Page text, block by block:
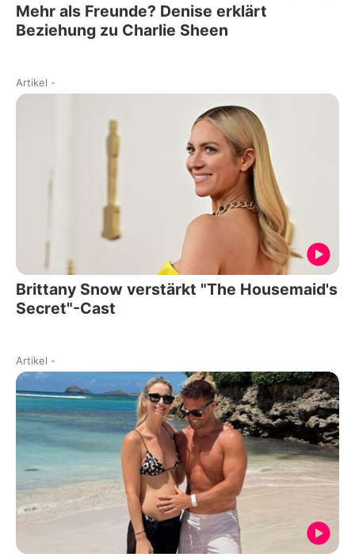
Mehr als Freunde? Denise erklärt
Beziehung zu Charlie Sheen
Artikel -
Brittany Snow verstärkt "The Housemaid's
Secret"-Cast
Artikel -